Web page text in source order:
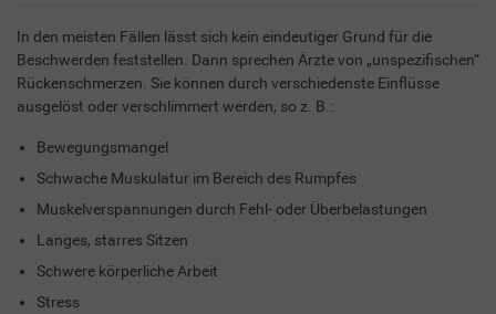
In den meisten Fällen lässt sich kein eindeutiger Grund für die
Beschwerden feststellen. Dann sprechen Ärzte von „unspezifischen“
Rückenschmerzen. Sie können durch verschiedenste Einflüsse
ausgelöst oder verschlimmert werden, so z. B.:
Bewegungsmangel
Schwache Muskulatur im Bereich des Rumpfes
Muskelverspannungen durch Fehl- oder Überbelastungen
Langes, starres Sitzen
Schwere körperliche Arbeit
Stress